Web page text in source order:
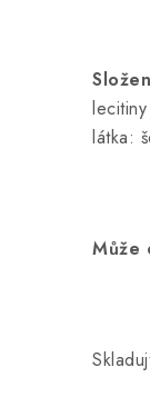
látka:
Může